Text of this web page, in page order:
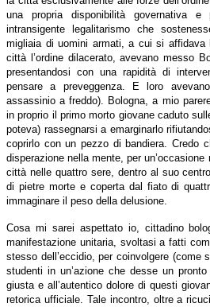
una propria disponibilità governativa
intransigente legalitarismo che
migliaia di uomini armati, a cui si affidava
città l’ordine dilacerato, avevano messo
presentandosi con una rapidità di
pensare a preveggenza. E loro
assassinio a freddo). Bologna, a mio
in proprio il primo morto giovane caduto
poteva) rassegnarsi a emarginarlo
coprirlo con un pezzo di bandiera. Credo
disperazione nella mente, per
città nelle quattro sere, dentro al suo
di pietre morte e coperta dal fiato di
immaginare il peso della delusione.
Cosa mi sarei aspettato io, cittadino
manifestazione unitaria, svoltasi a fatti
stesso dell’eccidio, per coinvolgere (come
studenti in un’azione che desse un
giusta e all’autentico dolore di questi
retorica ufficiale. Tale incontro, oltre a